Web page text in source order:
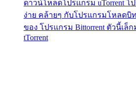
ดาวน์โหลดโปรแกรม uTorrent โ
ง่าย คล้ายๆ กับโปรแกรมโหลดบิ
ของ โปรแกรม Bittorrent ตัวนี้เล็
tTorrent